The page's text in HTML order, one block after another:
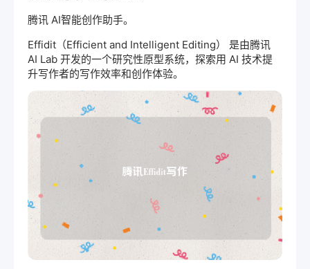
腾讯 AI智能创作助手。
Effidit（Efficient and Intelligent Editing） 是由腾讯
AI Lab 开发的一个研究性原型系统，探索用 AI 技术提
升写作者的写作效率和创作体验。